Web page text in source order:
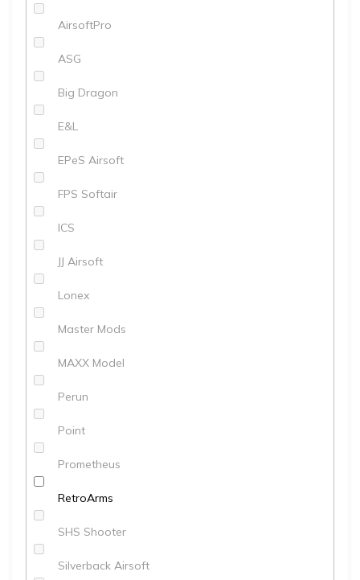
AirsoftPro
ASG
Big Dragon
E&L
EPeS Airsoft
FPS Softair
ICS
JJ Airsoft
Lonex
Master Mods
MAXX Model
Perun
Point
Prometheus
RetroArms
SHS Shooter
Silverback Airsoft